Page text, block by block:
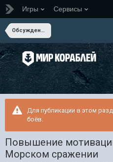
Игры Сервисы
Обсуждение Мира Кораблей
Для публикации в этом
боёв.
Повышение
Морском сражении